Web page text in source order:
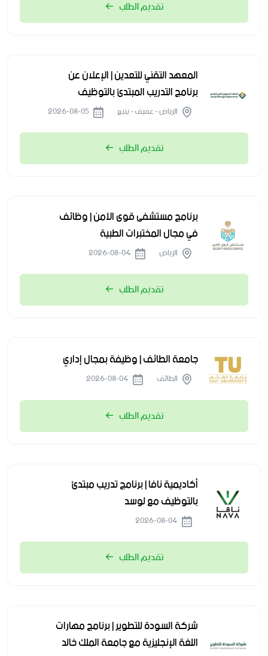
تقديم الطلب
المعهد التقني للتعدين | الإعلان عن
برنامج التدريب المبتدئ بالتوظيف
الرياض - عفيف - ينبع
تقديم الطلب
برنامج مستشفى قوى الأمن | وظائف
في مجال المختبرات الطبية
الرياض
تقديم الطلب
جامعة الطائف | وظيفة بمجال إداري
الطائف
تقديم الطلب
أكاديمية نافا | برنامج تدريب مبتدئ
بالتوظيف مع لوسد
تقديم الطلب
شركة السودة للتطوير | برنامج مهارات
اللغة الإنجليزية مع جامعة الملك خالد